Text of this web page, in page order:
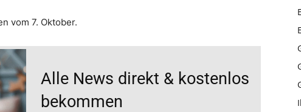
vom 7. Oktober.
Alle News direkt & kostenlos
bekommen